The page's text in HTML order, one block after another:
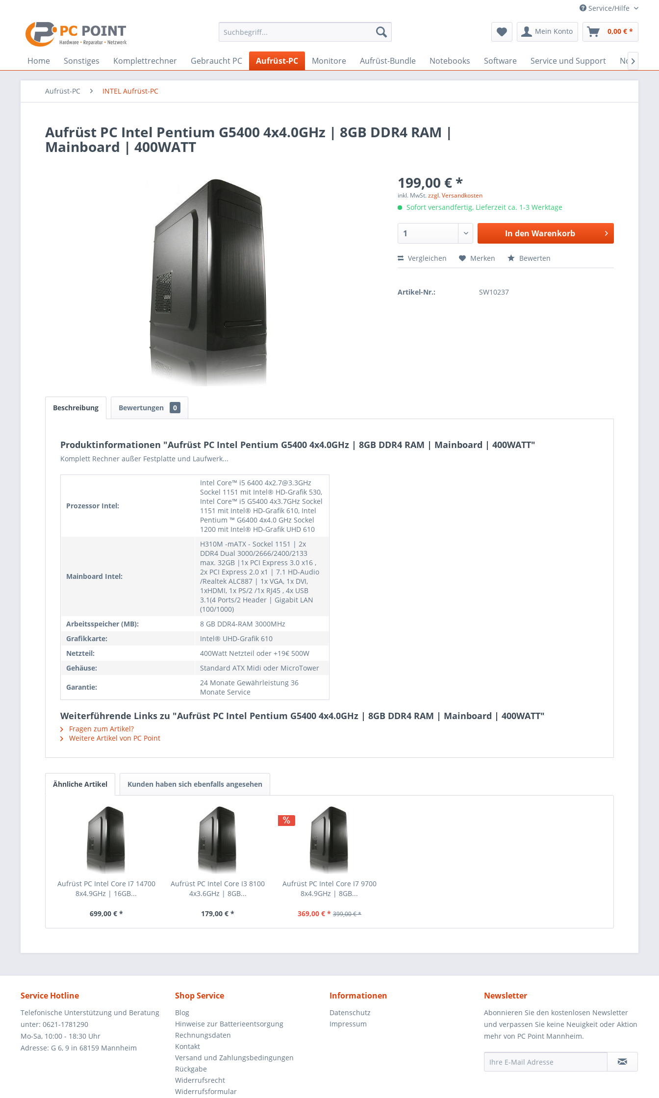
Service/Hilfe
Mein Konto 0,00 € *
Home Sonstiges Komplettrechner Gebraucht PC Aufrüst-PC Monitore Aufrüst-Bundle Notebooks Software Service und Support Notebook

Aufrüst-PC INTEL Aufrüst-PC
Aufrüst PC Intel Pentium G5400 4x4.0GHz | 8GB DDR4 RAM |
Mainboard | 400WATT
199,00 € *
inkl. MwSt.zzgl. Versandkosten
Sofort versandfertig, Lieferzeit ca. 1-3 Werktage
In den Warenkorb
Vergleichen Merken Bewerten
Artikel-Nr.: SW10237
Beschreibung Bewertungen 0
Produktinformationen "Aufrüst PC Intel Pentium G5400 4x4.0GHz | 8GB DDR4 RAM | Mainboard | 400WATT"
Komplett Rechner außer Festplatte und Laufwerk...
Prozessor Intel:
Intel Core™ i5 6400 4x2.7@3.3GHz
Sockel 1151 mit Intel® HD-Grafik 530,
Intel Core™ i5 G5400 4x3.7GHz Sockel
1151 mit Intel® HD-Grafik 610, Intel
Pentium ™ G6400 4x4.0 GHz Sockel
1200 mit Intel® HD-Grafik UHD 610
Mainboard Intel:
H310M -mATX - Sockel 1151 | 2x
DDR4 Dual 3000/2666/2400/2133
max. 32GB |1x PCI Express 3.0 x16 ,
2x PCI Express 2.0 x1 | 7.1 HD-Audio
/Realtek ALC887 | 1x VGA, 1x DVI,
1xHDMI, 1x PS/2 /1x RJ45 , 4x USB
3.1(4 Ports/2 Header | Gigabit LAN
(100/1000)
Arbeitsspeicher (MB):
8 GB DDR4-RAM 3000MHz
Grafikkarte:
Intel® UHD-Grafik 610
Netzteil:
400Watt Netzteil oder +19€ 500W
Gehäuse:
Standard ATX Midi oder MicroTower
Garantie:
24 Monate Gewährleistung 36
Monate Service
Weiterführende Links zu "Aufrüst PC Intel Pentium G5400 4x4.0GHz | 8GB DDR4 RAM | Mainboard | 400WATT"
Fragen zum Artikel?
Weitere Artikel von PC Point
Ähnliche Artikel Kunden haben sich ebenfalls angesehen
Aufrüst PC Intel Core I7 14700
8x4.9GHz | 16GB...
699,00 € *
Aufrüst PC Intel Core I3 8100
4x3.6GHz | 8GB...
179,00 € *
Aufrüst PC Intel Core I7 9700
8x4.9GHz | 8GB...
369,00 € * 399,00 € *
Service Hotline
Telefonische Unterstützung und Beratung
unter: 0621-1781290
Mo-Sa, 10:00 - 18:30 Uhr
Adresse: G 6, 9 in 68159 Mannheim
Shop Service
Blog
Hinweise zur Batterieentsorgung
Rechnungsdaten
Kontakt
Versand und Zahlungsbedingungen
Rückgabe
Widerrufsrecht
Widerrufsformular
Informationen
Datenschutz
Impressum
Newsletter
Abonnieren Sie den kostenlosen Newsletter
und verpassen Sie keine Neuigkeit oder Aktion
mehr von PC Point Mannheim.